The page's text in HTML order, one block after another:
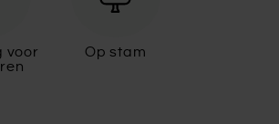
voor
Op stam